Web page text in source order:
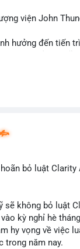
viện John
hưởng đến tiến
bỏ luật
sẽ không bỏ luật
kỳ nghỉ hè
hy vọng về việc
trong năm nay.